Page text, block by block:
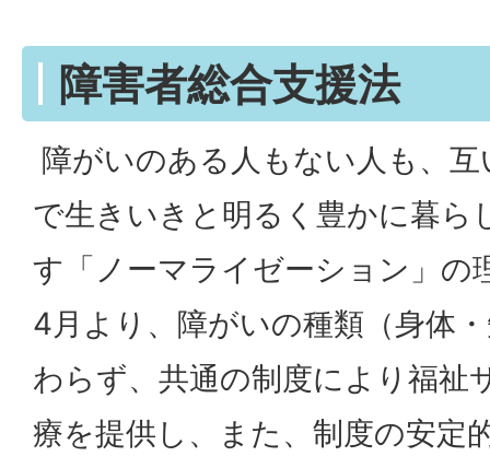
障害者総合支援法
障がいのある人もない人も、
で生きいきと明るく豊かに暮ら
す「ノーマライゼーション」の
4月より、障がいの種類（身体
わらず、共通の制度により福祉
療を提供し、また、制度の安定